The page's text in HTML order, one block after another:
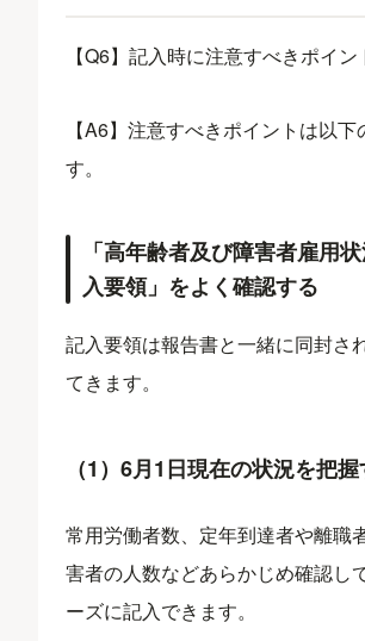
【Q6】記入時に注意すべきポイン
【A6】注意すべきポイントは以
す。
「高年齢者及び障害者雇用
入要領」をよく確認する
記入要領は報告書と一緒に同封さ
てきます。
（1）6月1日現在の状況を把
常用労働者数、定年到達者や離職
害者の人数などあらかじめ確認し
ーズに記入できます。